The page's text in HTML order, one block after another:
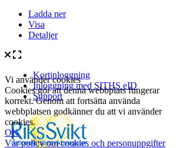
Ladda ner
Visa
Detaljer